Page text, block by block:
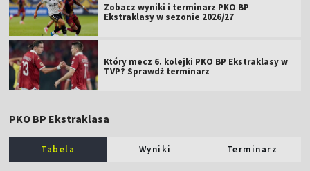
Zobacz wyniki i terminarz PKO BP
Ekstraklasy w sezonie 2026/27
Który mecz 6. kolejki PKO BP Ekstraklasy w
TVP? Sprawdź terminarz
PKO BP Ekstraklasa
Tabela Wyniki Terminarz